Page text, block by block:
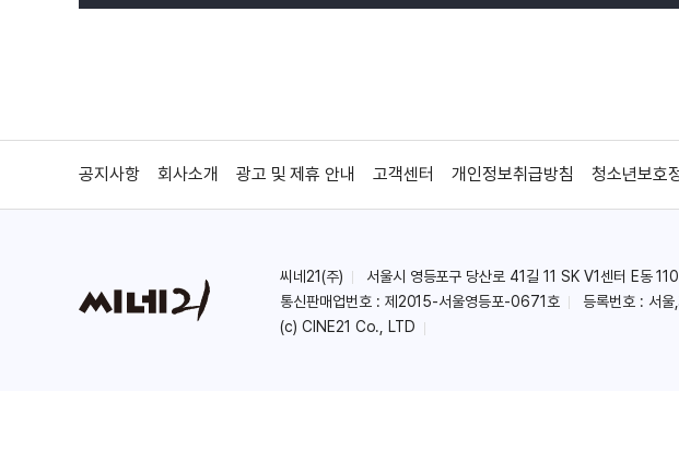
공지사항 회사소개 광고 및 제휴 안내 고객센터 개인정보취급방침 청소년보호
씨네21(주) 서울시 영등포구 당산로 41길 11 SK V1센터 E동
통신판매업번호 : 제2015-서울영등포-0671호
등록번호 : 서
(c) CINE21 Co., LTD